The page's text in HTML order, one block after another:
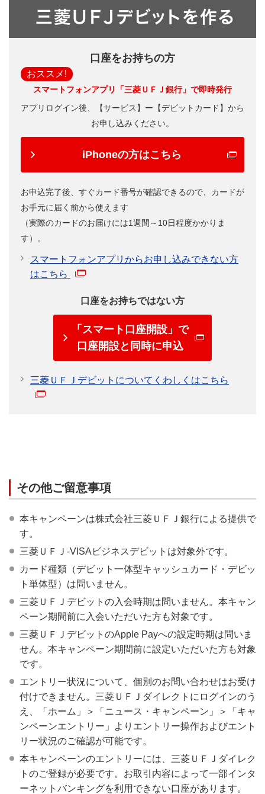
Apple ウォレットはこちらから（ 設定無料 ）
口座をお持ちの方
おススメ!
スマートフォンアプリ「三菱ＵＦＪ銀行」で即時発行
アプリログイン後、【サービス】ー【デビットカード】から
お申し込みください。
iPhoneの方はこちら
お申込完了後、すぐカード番号が確認できるので、カードが
お手元に届く前から使えます
（実際のカードのお届けには1週間～10日程度かかりま
す）。
スマートフォンアプリからお申し込みできない方
はこちら
口座をお持ちではない方
「スマート口座開設」で
口座開設と同時に申込
三菱ＵＦＪデビットについてくわしくはこちら
その他ご留意事項
本キャンペーンは株式会社三菱ＵＦＪ銀行による提供で
す。
三菱ＵＦＪ-VISAビジネスデビットは対象外です。
カード種類（デビット一体型キャッシュカード・デビッ
ト単体型）は問いません。
三菱ＵＦＪデビットの入会時期は問いません。本キャン
ペーン期間前に入会いただいた方も対象です。
三菱ＵＦＪデビットのApple Payへの設定時期は問いま
せん。本キャンペーン期間前に設定いただいた方も対象
です。
エントリー状況について、個別のお問い合わせはお受け
付けできません。三菱ＵＦＪダイレクトにログインのう
え、「ホーム」＞「ニュース・キャンペーン」＞「キャ
ンペーンエントリー」よりエントリー操作およびエント
リー状況のご確認が可能です。
本キャンペーンのエントリーには、三菱ＵＦＪダイレク
トのご登録が必要です。お取引内容によって一部インタ
ーネットバンキングを利用できない口座があります。